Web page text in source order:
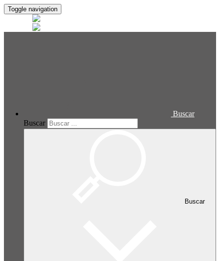
Toggle navigation
Buscar
Buscar
Buscar